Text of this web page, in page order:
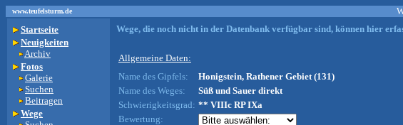
www.teufelsturm.de
Startseite
Neuigkeiten
Archiv
Fotos
Galerie
Suchen
Beitragen
Wege
Wege, die noch nicht in der Datenbank verfügbar sind, können hier
Allgemeine Daten:
Name des Gipfels:
Honigstein, Rathener Gebiet (131)
Name des Weges:
Süß und Sauer direkt
Schwierigkeitsgrad: ** VIIIc RP IXa
Bewertung: